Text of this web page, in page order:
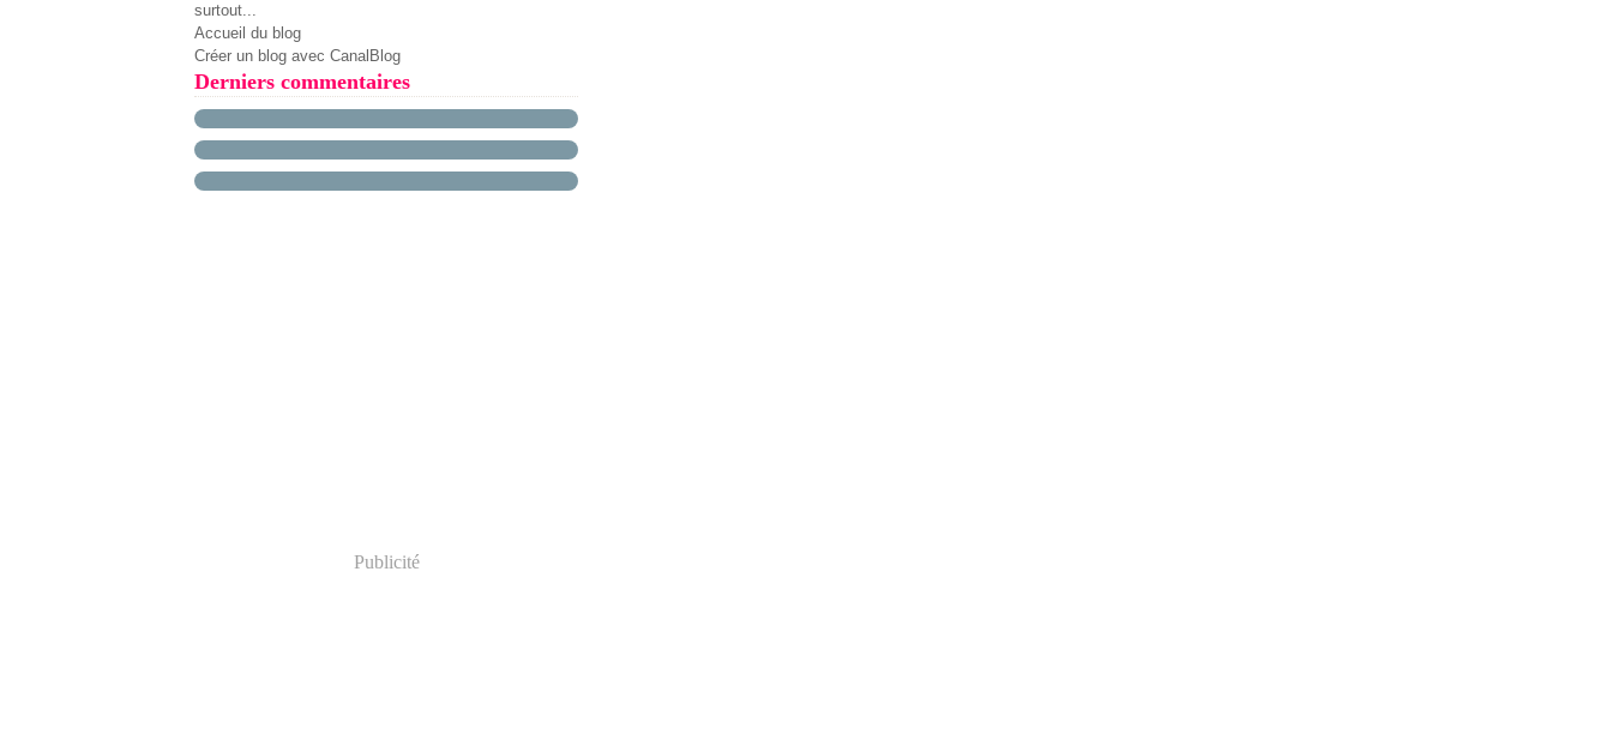
surtout...
Accueil du blog
Créer un blog avec CanalBlog
Derniers commentaires
Publicité